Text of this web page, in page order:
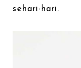
sehari-hari.